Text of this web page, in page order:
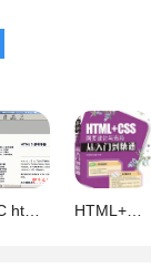
手册 chm版 HTML+CSS网页设计与布局从入门到精通 pdf 附随书源码